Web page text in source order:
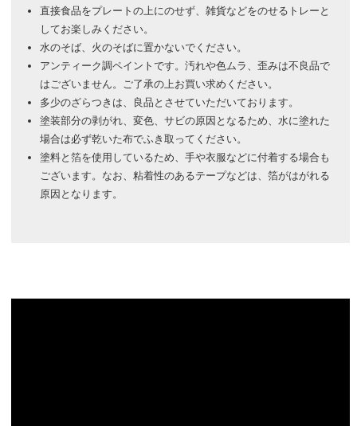
直接食品をプレートの上にのせず、雑貨などをのせるトレーと
してお楽しみください。
水のそば、火のそばに置かないでください。
アンティーク調ペイントです。汚れや色ムラ、歪みは不良品で
はございません。ご了承の上お買い求めください。
多少のざらつきは、良品とさせていただいております。
塗装部分の剥がれ、変色、サビの原因となるため、水に塗れた
場合は必ず乾いた布でふき取ってください。
塗料と箔を使用しているため、手や衣服などに付着する場合も
ございます。なお、粘着性のあるテープなどは、箔がはがれる
原因となります。